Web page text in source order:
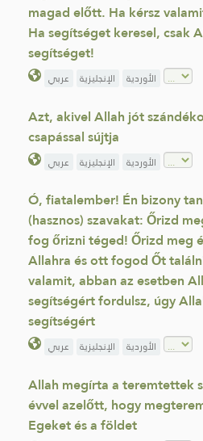
magad előtt. Ha kérsz
Ha segítséget keresel, csak
segítséget!
عربي الإنجليزية الأوردية
Azt, akivel Allah jót
csapással sújtja
عربي الإنجليزية الأوردية
Ó, fiatalember! Én bizony
(hasznos) szavakat: Őrizd
fog őrizni téged! Őrizd meg
Allahra és ott fogod Őt
valamit, abban az esetben
segítségért fordulsz, úgy
segítségért
عربي الإنجليزية الأوردية
Allah megírta a teremtettek
évvel azelőtt, hogy
Egeket és a földet